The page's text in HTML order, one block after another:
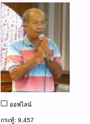
ออฟไลน์
กระทู้: 9,457